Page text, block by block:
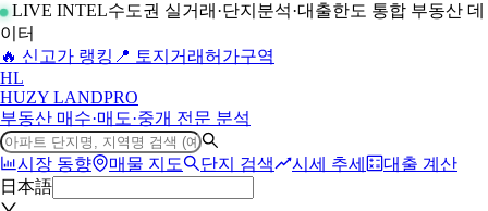
LIVE INTEL수도권 실거래·단지분석·대출한도 통합 부동산 데
이터
🔥 신고가 랭킹 📍 토지거래허가구역
HL
HUZY LANDPRO
부동산 매수·매도·중개 전문 분석
시장 동향 매물 지도 단지 검색 시세 추세
대출 계산
日本語